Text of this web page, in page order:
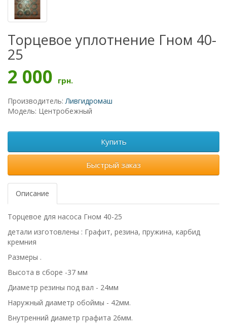
Торцевое уплотнение Гном 40-
25
2 000 грн.
Производитель:Ливгидромаш
Модель: Центробежный
Купить
Быстрый заказ
Описание
Торцевое для насоса Гном 40-25
детали изготовлены : Графит, резина, пружина, карбид
кремния
Размеры .
Высота в сборе -37 мм
Диаметр резины под вал - 24мм
Наружный диаметр обоймы - 42мм.
Внутренний диаметр графита 26мм.